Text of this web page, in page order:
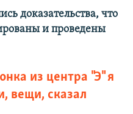
доказательства, что
и проведены
из центра "Э" я
вещи, сказал